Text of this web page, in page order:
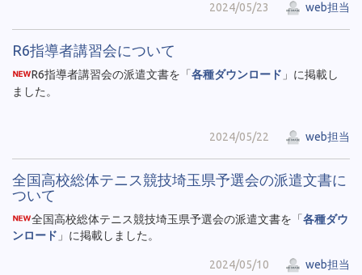
2024/05/23 web担当
R6指導者講習会について
R6指導者講習会の派遣文書を「各種ダウンロード 」に掲載し
ました。
2024/05/22 web担当
全国高校総体テニス競技埼玉県予選会の派遣文書に
ついて
全国高校総体テニス競技埼玉県予選会の派遣文書を「各種ダウ
ンロード 」に掲載しました。
2024/05/10 web担当